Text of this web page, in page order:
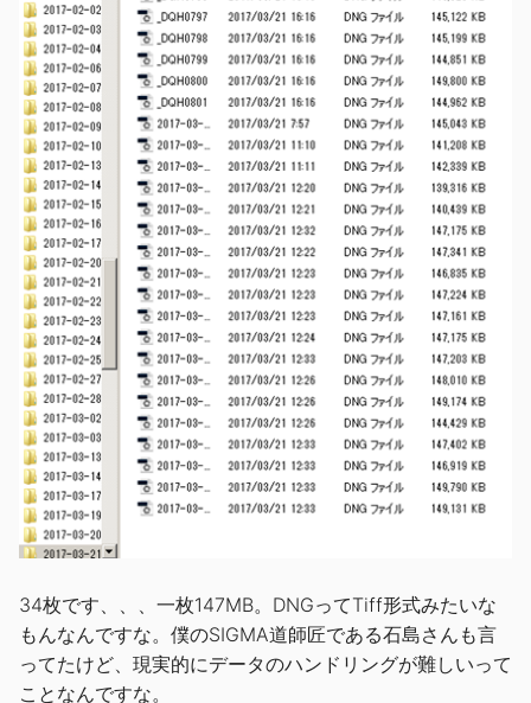
34枚です、、、一枚147MB。DNGってTiff形式みたいな
もんなんですな。僕のSIGMA道師匠である石島さんも言
ってたけど、現実的にデータのハンドリングが難しいって
ことなんですな。